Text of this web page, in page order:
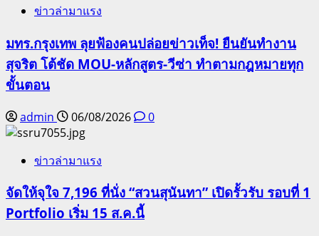
ข่าวล่ามาแรง
มทร.กรุงเทพ ลุยฟ้องคนปล่อยข่าวเท็จ! ยืนยันทำงาน
สุจริต โต้ชัด MOU-หลักสูตร-วีซ่า ทำตามกฎหมายทุก
ขั้นตอน
admin 06/08/2026 0
ข่าวล่ามาแรง
จัดให้จุใจ 7,196 ที่นั่ง “สวนสุนันทา” เปิดรั้วรับ รอบที่ 1
Portfolio เริ่ม 15 ส.ค.นี้